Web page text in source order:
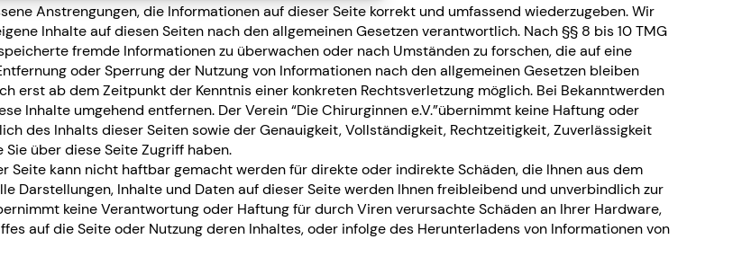
Anstrengungen, die Informationen auf dieser Seite korrekt und umfassend wiederzugeben. Wir
Inhalte auf diesen Seiten nach den allgemeinen Gesetzen verantwortlich. Nach §§ 8 bis 10 TMG
fremde Informationen zu überwachen oder nach Umständen zu forschen, die auf eine
oder Sperrung der Nutzung von Informationen nach den allgemeinen Gesetzen bleiben
erst ab dem Zeitpunkt der Kenntnis einer konkreten Rechtsverletzung möglich. Bei Bekanntwerden
Inhalte umgehend entfernen. Der Verein “Die Chirurginnen e.V.”übernimmt keine Haftung oder
des Inhalts dieser Seiten sowie der Genauigkeit, Vollständigkeit, Rechtzeitigkeit, Zuverlässigkeit
über diese Seite Zugriff haben.
Seite kann nicht haftbar gemacht werden für direkte oder indirekte Schäden, die Ihnen aus dem
Darstellungen, Inhalte und Daten auf dieser Seite werden Ihnen freibleibend und unverbindlich zur
keine Verantwortung oder Haftung für durch Viren verursachte Schäden an Ihrer Hardware,
auf die Seite oder Nutzung deren Inhaltes, oder infolge des Herunterladens von Informationen von